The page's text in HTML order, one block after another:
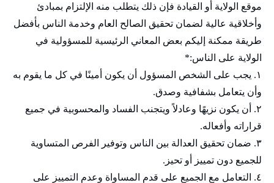
موقع الولاية أو القيادة فإن ذلك يتطلب منه الإلتزام بمبادئ
وأخلاقية عالية لضمان تحقيق الصالح العام وخدمة الناس بأفضل
طريقة ممكنة إليكم بعض المعاني الرئيسية للمسؤولية في
الولاية على الناس:*
١. يجب على الشخص المسؤول أن يكون أمينًا في كل ما يقوم به
وأن يتعامل بشفافية وصدق.
٢. أن يكون نزيهًا وعادلاً ويتجنب الفساد والمحسوبية في جميع
قراراته وأفعاله.
٣. ضمان تحقيق العدالة بين الناس وتوفير الفرص المتساوية
للجميع دون تمييز أو تحيز.
٤. التعامل مع الجميع على قدم المساواة وعدم التمييز على